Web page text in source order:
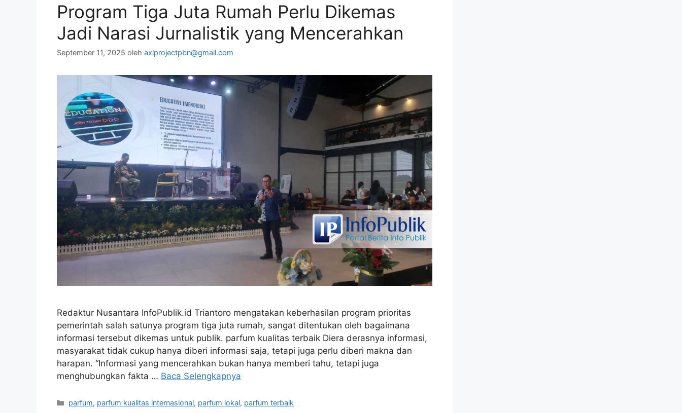
Program Tiga Juta Rumah Perlu Dikemas
Jadi Narasi Jurnalistik yang Mencerahkan
September 11, 2025 oleh axlprojectpbn@gmail.com
Redaktur Nusantara InfoPublik.id Triantoro mengatakan keberhasilan program prioritas
pemerintah salah satunya program tiga juta rumah, sangat ditentukan oleh bagaimana
informasi tersebut dikemas untuk publik. parfum kualitas terbaik Diera derasnya informasi,
masyarakat tidak cukup hanya diberi informasi saja, tetapi juga perlu diberi makna dan
harapan. “Informasi yang mencerahkan bukan hanya memberi tahu, tetapi juga
menghubungkan fakta … Baca Selengkapnya
Kategori
parfum, parfum kualitas internasional, parfum lokal, parfum terbaik